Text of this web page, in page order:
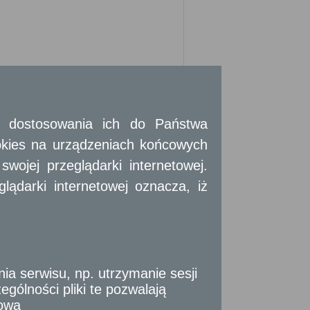
samorządu terytorialnego, organów
w związku z wykonywanymi
zgodą.
ich do Państwa
na urządzeniach końcowych
przeglądarki internetowej.
internetowej oznacza, iż
serwisu, np. utrzymanie sesji
pliki te pozwalają